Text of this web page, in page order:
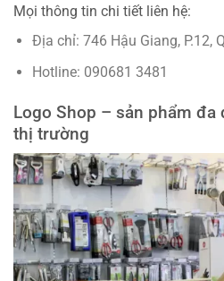
Mọi thông tin chi tiết liên hệ:
Địa chỉ: 746 Hậu Giang, P.12,
Hotline: 090681 3481
Logo Shop – sản phẩm đa
thị trường